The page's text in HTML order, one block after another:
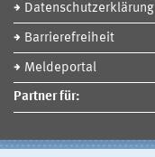
Datenschutzerklärung
Barrierefreiheit
Meldeportal
Partner für: